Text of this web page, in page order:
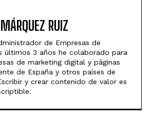
RUIZ
de Empresas de
últimos 3 años he colaborado para
de marketing digital y páginas
de España y otros países de
y crear contenido de valor es